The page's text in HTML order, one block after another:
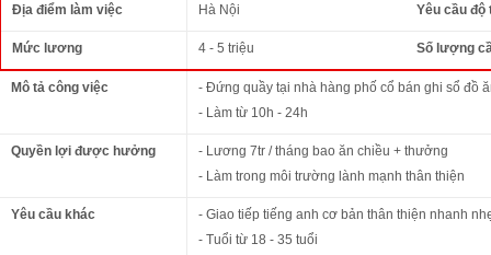
Địa điểm làm việc Hà Nội Yêu cầu độ
Mức lương 4 - 5 triệu Số lượng
Mô tả công việc
- Đứng quầy tại nhà hàng phố cổ bán ghi sổ đồ
- Làm từ 10h - 24h
Quyền lợi được hưởng
- Lương 7tr / tháng bao ăn chiều + thưởng
- Làm trong môi trường lành mạnh thân thiện
Yêu cầu khác
- Giao tiếp tiếng anh cơ bản thân thiện nhanh
- Tuổi từ 18 - 35 tuổi